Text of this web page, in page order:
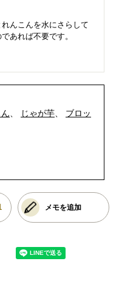
んこんを水にさらして
あれば不要です。
じゃが芋
ブロッ
メモを追加